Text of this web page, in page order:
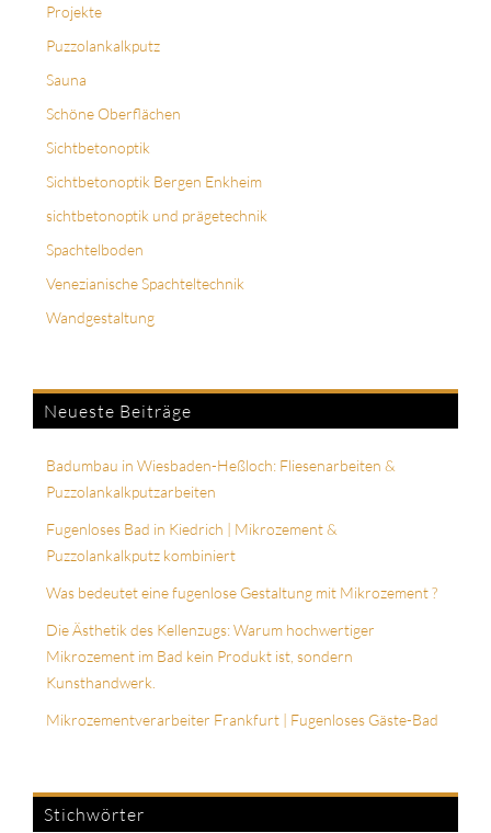
Projekte
Puzzolankalkputz
Sauna
Schöne Oberflächen
Sichtbetonoptik
Sichtbetonoptik Bergen Enkheim
sichtbetonoptik und prägetechnik
Spachtelboden
Venezianische Spachteltechnik
Wandgestaltung
Neueste Beiträge
Badumbau in Wiesbaden-Heßloch: Fliesenarbeiten &
Puzzolankalkputzarbeiten
Fugenloses Bad in Kiedrich | Mikrozement &
Puzzolankalkputz kombiniert
Was bedeutet eine fugenlose Gestaltung mit Mikrozement ?
Die Ästhetik des Kellenzugs: Warum hochwertiger
Mikrozement im Bad kein Produkt ist, sondern
Kunsthandwerk.
Mikrozementverarbeiter Frankfurt | Fugenloses Gäste-Bad
Stichwörter